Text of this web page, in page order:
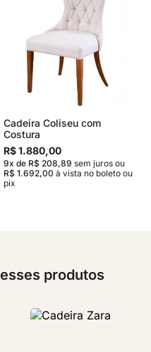
Cadeira Coliseu com
Costura
R$ 1.880,00
9x de R$ 208,89 sem juros ou
R$ 1.692,00 à vista no boleto ou
pix
produtos